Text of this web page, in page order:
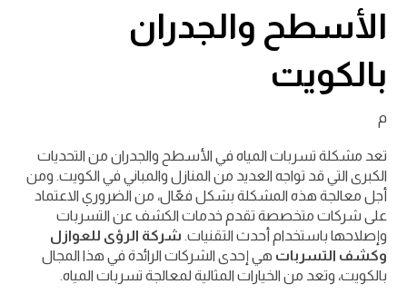
الأسطح والجدران
بالكويت
م
تعد مشكلة تسربات المياه في الأسطح والجدران من التحديات
الكبرى التي قد تواجه العديد من المنازل والمباني في الكويت. ومن
أجل معالجة هذه المشكلة بشكل فعّال، من الضروري الاعتماد
على شركات متخصصة تقدم خدمات الكشف عن التسربات
وإصلاحها باستخدام أحدث التقنيات. شركة الرؤى للعوازل
وكشف التسربات هي إحدى الشركات الرائدة في هذا المجال
بالكويت، وتعد من الخيارات المثالية لمعالجة تسربات المياه.